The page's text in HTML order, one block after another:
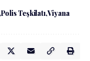
Polis Teşkilatı Viyana